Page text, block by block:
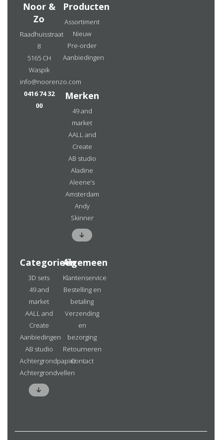
Noor &
Zo
Raadhuisstraat
8
5165 CH
Waspik
info@noorenzo.com
0416 74 32
00
Producten
Assortiment
Nieuw
Pre-order
Aanbiedingen
Merken
49 and
market
AALL and
Create
AB studio
Aladine
Aleene’s
Amsterdam
Andy
Skinner
Categorieën
3D sets
49 and
market
AALL and
Create
Aanbiedingen
AB studio
Achtergrondpapier
Achtergrondvellen
Algemeen
Klantenservice
Bestelling en
betaling
Verzending
en
bezorging
Retourneren
Contact